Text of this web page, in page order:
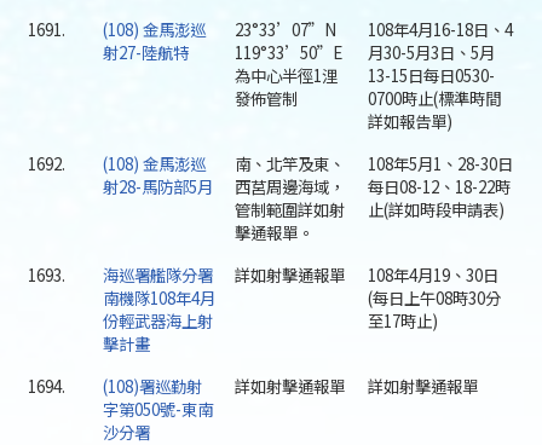
1691.
(108) 金馬澎巡
射27-陸航特
23°33’07”N
119°33’50”E
為中心半徑1浬
發佈管制
108年4月16-18日、4
月30-5月3日、5月
13-15日每日0530-
0700時止(標準時間
詳如報告單)
1692.
(108) 金馬澎巡
射28-馬防部5月
南、北竿及東、
西莒周邊海域，
管制範圍詳如射
擊通報單。
108年5月1、28-30日
每日08-12、18-22時
止(詳如時段申請表)
1693.
海巡署艦隊分署
南機隊108年4月
份輕武器海上射
擊計畫
詳如射擊通報單
108年4月19、30日
(每日上午08時30分
至17時止)
1694.
(108)署巡勤射
字第050號-東南
沙分署
詳如射擊通報單 詳如射擊通報單